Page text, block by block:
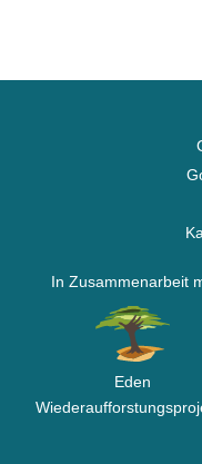
In Zusammenarbeit
Eden